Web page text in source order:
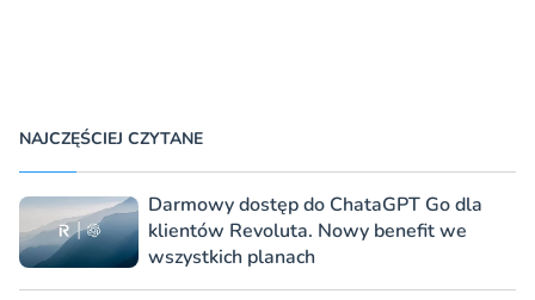
NAJCZĘŚCIEJ CZYTANE
Darmowy dostęp do ChataGPT Go dla
klientów Revoluta. Nowy benefit we
wszystkich planach